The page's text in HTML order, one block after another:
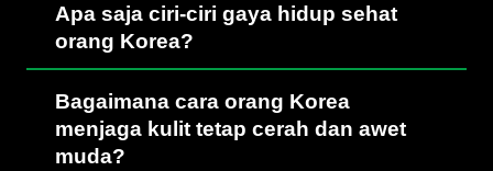
Apa saja ciri-ciri gaya hidup sehat
orang Korea?
Bagaimana cara orang Korea
menjaga kulit tetap cerah dan awet
muda?